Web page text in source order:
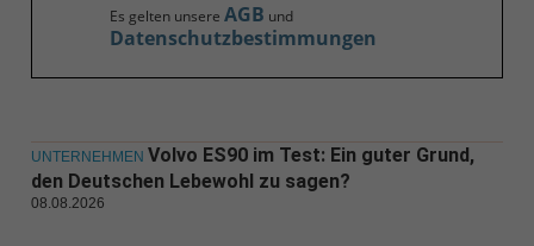
Es gelten unsere AGB und
Datenschutzbestimmungen
UNTERNEHMEN Volvo ES90 im Test: Ein guter Grund,
den Deutschen Lebewohl zu sagen?
08.08.2026